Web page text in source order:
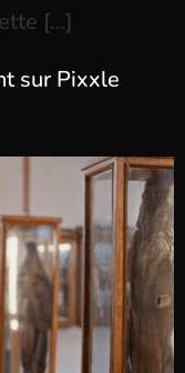
[…]
sur Pixxle